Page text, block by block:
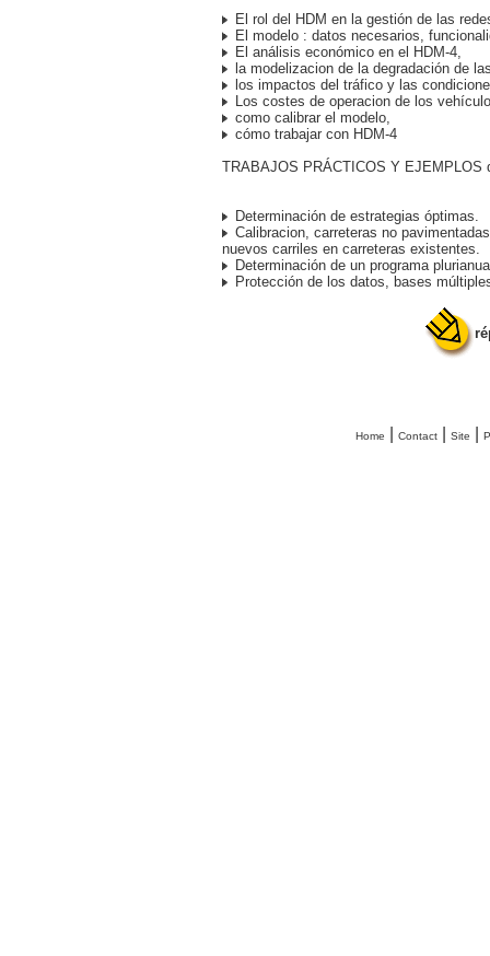
El rol del HDM en la gestión de las
El modelo : datos necesarios,
El análisis económico en el HDM-4,
la modelizacion de la degradación de
los impactos del tráfico y las
Los costes de operacion de los
como calibrar el modelo,
cómo trabajar con HDM-4
TRABAJOS PRÁCTICOS Y EJEMPLOS
Determinación de estrategias óptimas.
Calibracion, carreteras no
nuevos carriles en carreteras existentes.
Determinación de un programa
Protección de los datos, bases
Home Contact| Site